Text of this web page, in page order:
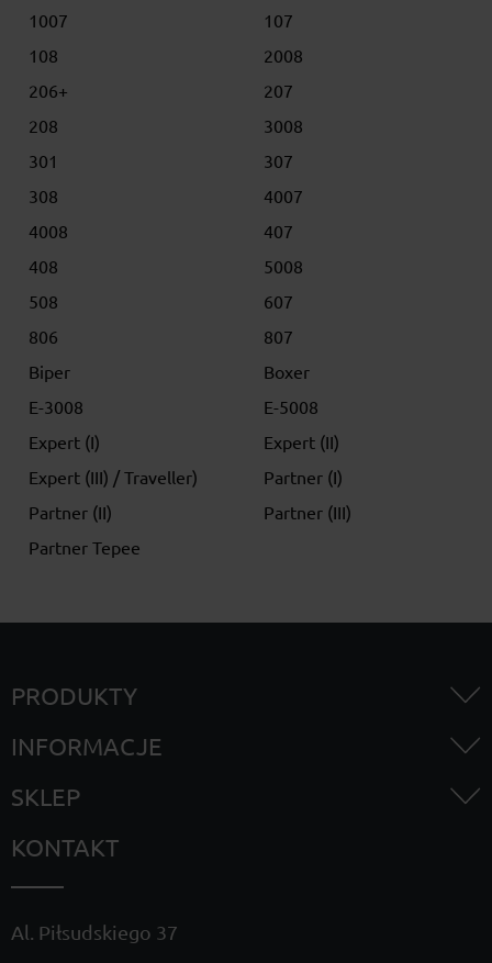
1007
107
108
2008
206+
207
208
3008
301
307
308
4007
4008
407
408
5008
508
607
806
807
Biper
Boxer
E-3008
E-5008
Expert (I)
Expert (II)
Expert (III) / Traveller)
Partner (I)
Partner (II)
Partner (III)
Partner Tepee
PRODUKTY
INFORMACJE
SKLEP
KONTAKT
Al. Piłsudskiego 37